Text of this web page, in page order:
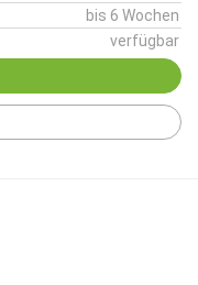
bis 6 Wochen
verfügbar